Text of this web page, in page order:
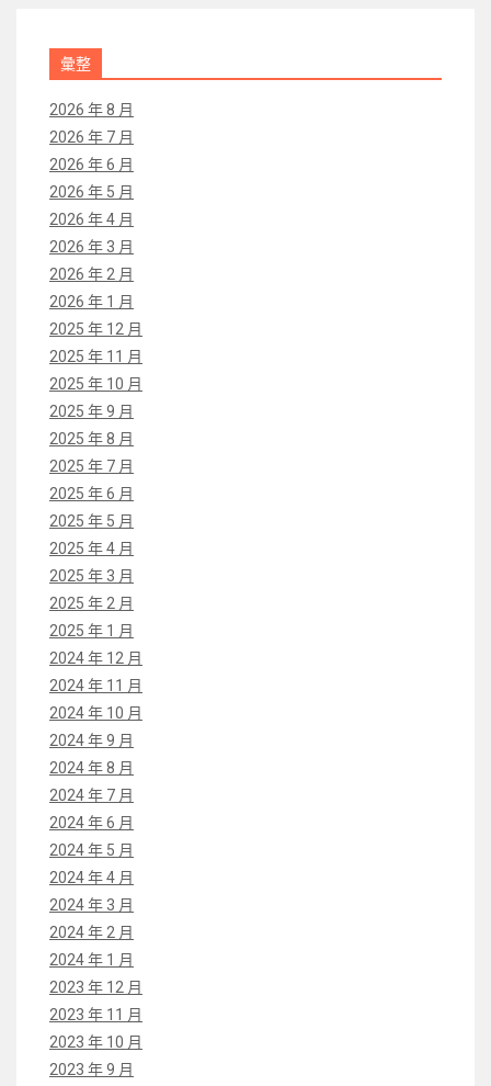
彙整
2026 年 8 月
2026 年 7 月
2026 年 6 月
2026 年 5 月
2026 年 4 月
2026 年 3 月
2026 年 2 月
2026 年 1 月
2025 年 12 月
2025 年 11 月
2025 年 10 月
2025 年 9 月
2025 年 8 月
2025 年 7 月
2025 年 6 月
2025 年 5 月
2025 年 4 月
2025 年 3 月
2025 年 2 月
2025 年 1 月
2024 年 12 月
2024 年 11 月
2024 年 10 月
2024 年 9 月
2024 年 8 月
2024 年 7 月
2024 年 6 月
2024 年 5 月
2024 年 4 月
2024 年 3 月
2024 年 2 月
2024 年 1 月
2023 年 12 月
2023 年 11 月
2023 年 10 月
2023 年 9 月